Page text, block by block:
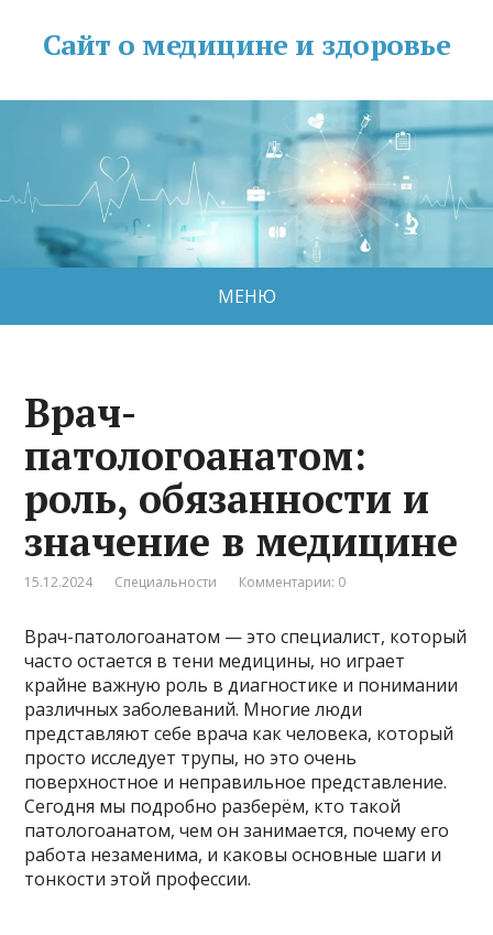
Сайт о медицине и здоровье
МЕНЮ
Врач-
патологоанатом:
роль, обязанности и
значение в медицине
15.12.2024 Специальности Комментарии: 0
Врач-патологоанатом — это специалист, который
часто остается в тени медицины, но играет
крайне важную роль в диагностике и понимании
различных заболеваний. Многие люди
представляют себе врача как человека, который
просто исследует трупы, но это очень
поверхностное и неправильное представление.
Сегодня мы подробно разберём, кто такой
патологоанатом, чем он занимается, почему его
работа незаменима, и каковы основные шаги и
тонкости этой профессии.